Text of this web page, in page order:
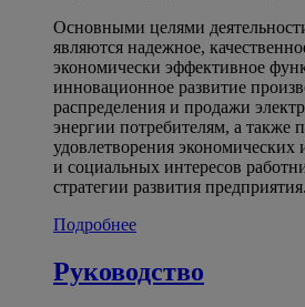
Основными целями
являются надежное,
экономически эффективное
инновационное развитие
распределения и продажи
энергии потребителям, а также
удовлетворения экономических
и социальных интересов
стратегии развития предприятия.
Подробнее
Руководство